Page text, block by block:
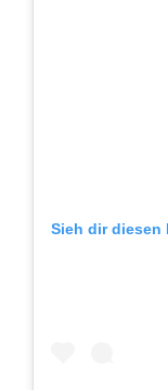
Sieh dir diesen